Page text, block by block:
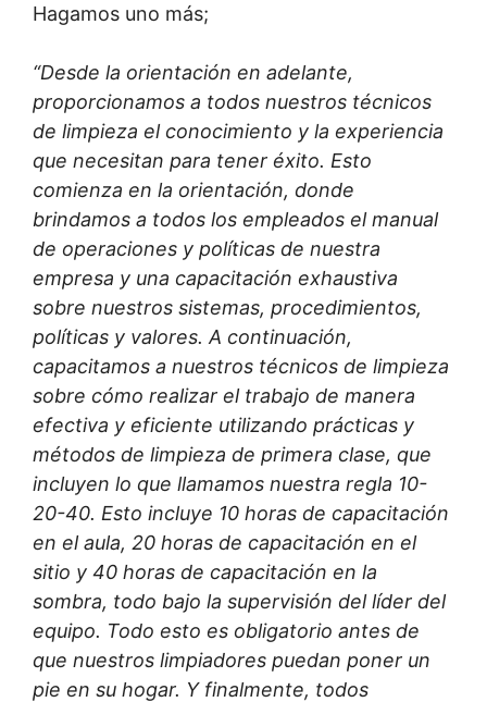
Hagamos uno más;
“Desde la orientación en adelante,
proporcionamos a todos nuestros técnicos
de limpieza el conocimiento y la experiencia
que necesitan para tener éxito. Esto
comienza en la orientación, donde
brindamos a todos los empleados el manual
de operaciones y políticas de nuestra
empresa y una capacitación exhaustiva
sobre nuestros sistemas, procedimientos,
políticas y valores. A continuación,
capacitamos a nuestros técnicos de limpieza
sobre cómo realizar el trabajo de manera
efectiva y eficiente utilizando prácticas y
métodos de limpieza de primera clase, que
incluyen lo que llamamos nuestra regla 10-
20-40. Esto incluye 10 horas de capacitación
en el aula, 20 horas de capacitación en el
sitio y 40 horas de capacitación en la
sombra, todo bajo la supervisión del líder del
equipo. Todo esto es obligatorio antes de
que nuestros limpiadores puedan poner un
pie en su hogar. Y finalmente, todos